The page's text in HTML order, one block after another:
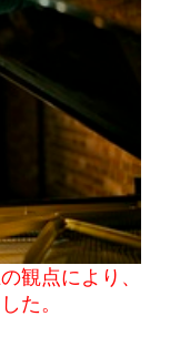
観点により、
た。